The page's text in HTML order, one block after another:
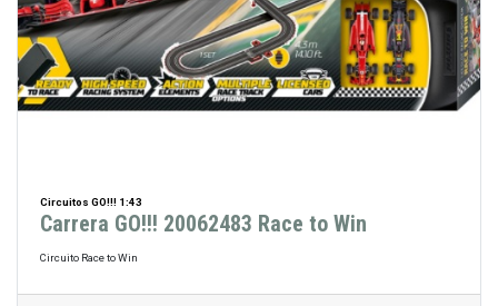
Circuitos GO!!! 1:43
Carrera GO!!! 20062483 Race to Win
Circuito Race to Win